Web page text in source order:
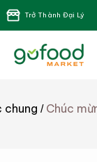
Trở Thành Đại Lý
chung / Chúc